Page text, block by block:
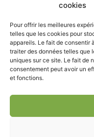
cookies
Pour offrir les meilleures
telles que les cookies pour
appareils. Le fait de consentir
traiter des données telles que
uniques sur ce site. Le fait de
consentement peut avoir un
et fonctions.
N
e
w
s
p
p
e
RECEVOIR
Retrouvez tous les mois
rendez-vous importants
Je